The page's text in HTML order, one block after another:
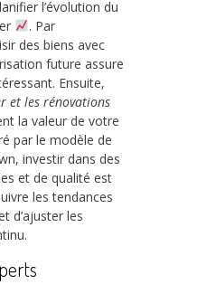
l’évolution du
. Par
des biens avec
future assure
Ensuite,
et les rénovations
la valeur de votre
par le modèle de
investir dans des
et de qualité est
les tendances
d’ajuster les